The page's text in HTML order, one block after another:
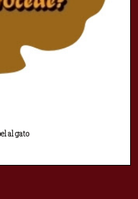
al gato